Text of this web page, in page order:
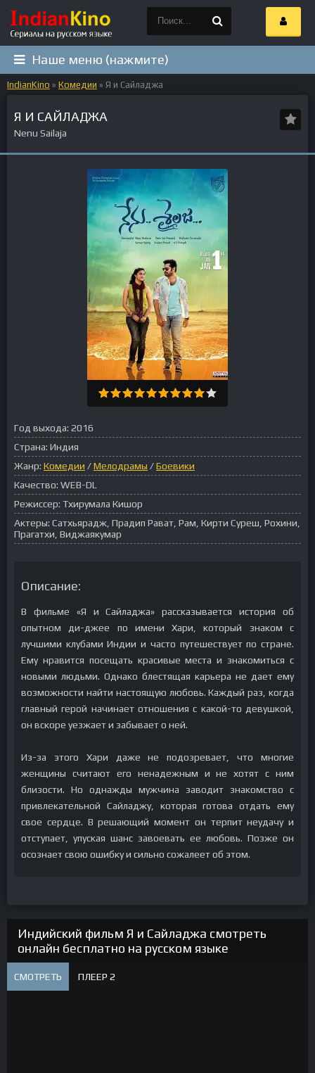
Наше меню (нажмите)
IndianKino » Комедии » Я и Сайладжа
Я И САЙЛАДЖА
Nenu Sailaja
Год выхода: 2016
Страна: Индия
Жанр: Комедии /Мелодрамы /Боевики
Качество: WEB-DL
Режиссер: Тхирумала Кишор
Актеры: Сатхьярадж, Прадип Рават, Рам, Кирти Суреш, Рохини,
Прагатхи, Виджаякумар
Описание:
В фильме «Я и Сайладжа» рассказывается история об
опытном ди-джее по имени Хари, который знаком с
лучшими клубами Индии и часто путешествует по стране.
Ему нравится посещать красивые места и знакомиться с
новыми людьми. Однако блестящая карьера не дает ему
возможности найти настоящую любовь. Каждый раз, когда
главный герой начинает отношения с какой-то девушкой,
он вскоре уезжает и забывает о ней.
Из-за этого Хари даже не подозревает, что многие
женщины считают его ненадежным и не хотят с ним
близости. Но однажды мужчина заводит знакомство с
привлекательной Сайладжу, которая готова отдать ему
свое сердце. В решающий момент он терпит неудачу и
отступает, упуская шанс завоевать ее любовь. Позже он
осознает свою ошибку и сильно сожалеет об этом.
Индийский фильм Я и Сайладжа смотреть
онлайн бесплатно на русском языке
СМОТРЕТЬ ПЛЕЕР 2